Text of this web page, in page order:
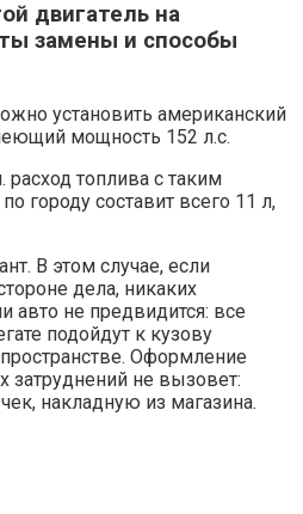
двигатель на
замены и способы
установить американский
мощность 152 л.с.
топлива с таким
городу составит всего 11 л,
В этом случае, если
дела, никаких
авто не предвидится: все
подойдут к кузову
Оформление
затруднений не вызовет:
накладную из магазина.